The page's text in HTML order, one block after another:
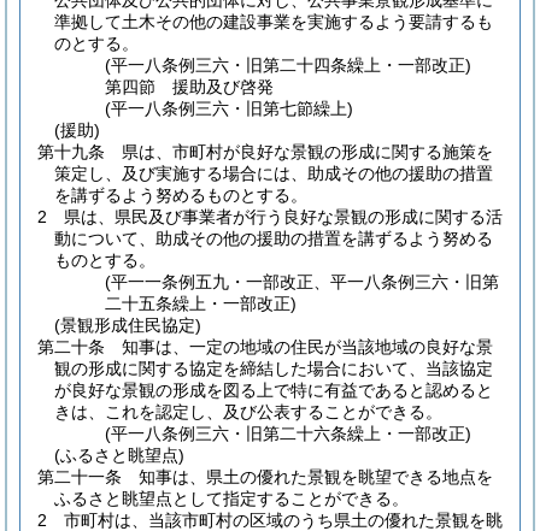
準拠して土木その他の建設事業を実施するよう要請するも
のとする。
(平一八条例三六・旧第二十四条繰上・一部改正)
第四節
援助及び啓発
(平一八条例三六・旧第七節繰上)
(援助)
第十九条
県は、市町村が良好な景観の形成に関する施策を
策定し、及び実施する場合には、助成その他の援助の措置
を講ずるよう努めるものとする。
2
県は、県民及び事業者が行う良好な景観の形成に関する活
動について、助成その他の援助の措置を講ずるよう努める
ものとする。
(平一一条例五九・一部改正、平一八条例三六・旧第
二十五条繰上・一部改正)
(景観形成住民協定)
第二十条
知事は、一定の地域の住民が当該地域の良好な景
観の形成に関する協定を締結した場合において、当該協定
が良好な景観の形成を図る上で特に有益であると認めると
きは、これを認定し、及び公表することができる。
(平一八条例三六・旧第二十六条繰上・一部改正)
(ふるさと眺望点)
第二十一条
知事は、県土の優れた景観を眺望できる地点を
ふるさと眺望点として指定することができる。
2
市町村は、当該市町村の区域のうち県土の優れた景観を眺